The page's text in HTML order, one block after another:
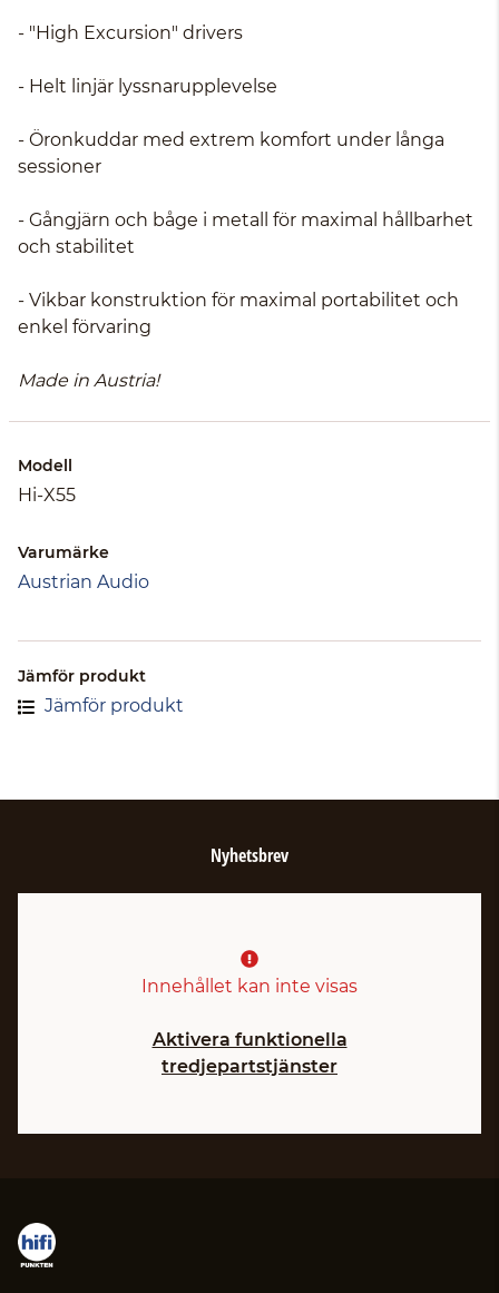
- "High Excursion" drivers
- Helt linjär lyssnarupplevelse
- Öronkuddar med extrem komfort under långa
sessioner
- Gångjärn och båge i metall för maximal hållbarhet
och stabilitet
- Vikbar konstruktion för maximal portabilitet och
enkel förvaring
Made in Austria!
Modell
Hi-X55
Varumärke
Austrian Audio
Jämför produkt
Jämför produkt
Nyhetsbrev
Innehållet kan inte visas
Aktivera funktionella
tredjepartstjänster